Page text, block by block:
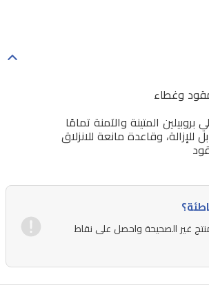
وغطاء
المتينة والآمنة تمامًا
للإزالة، وقاعدة مانعة للانزلاق
غير الصحيحة واحصل على نقاط